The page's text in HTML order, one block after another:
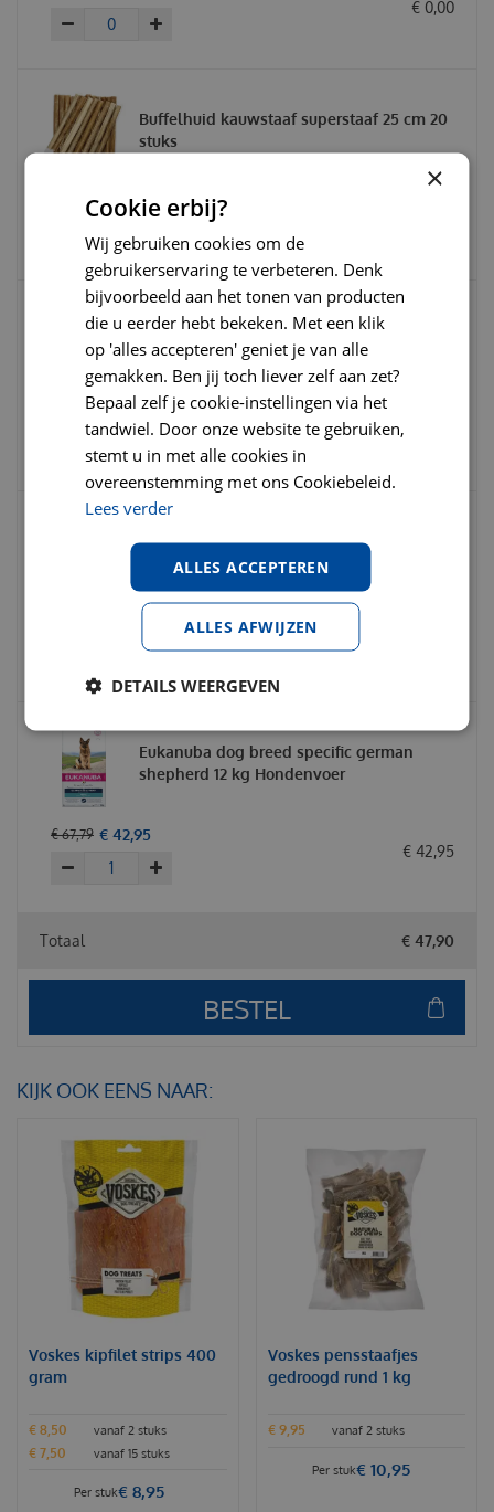
€ 0,00
Buffelhuid kauwstaaf superstaaf 25 cm 20
stuks
95 € 19,95
Pawfect chew himalayan cheese yak
melk extra large bars 180 gram
50 € 8,95
Nylabone big chew beef bone kipsmaak
23+ kg
Eukanuba dog breed specific german
shepherd 12 kg Hondenvoer
€ 67,79 € 42,95
€ 42,95
Totaal € 47,90
KIJK OOK EENS NAAR:
Voskes kipfilet strips 400
gram
vanaf 2 stuks
€ 8,50
vanaf 15 stuks
€ 7 50
€ 8,95
Per stuk
Voskes pensstaafjes
gedroogd rund 1 kg
vanaf 2 stuks
€ 9,95
€ 10,95
Per stuk
×
Cookie erbij?
Wij gebruiken cookies om de
gebruikerservaring te verbeteren. Denk
bijvoorbeeld aan het tonen van producten
die u eerder hebt bekeken. Met een klik
op 'alles accepteren' geniet je van alle
gemakken. Ben jij toch liever zelf aan zet?
Bepaal zelf je cookie-instellingen via het
tandwiel. Door onze website te gebruiken,
stemt u in met alle cookies in
overeenstemming met ons Cookiebeleid.
Lees verder
ALLES ACCEPTEREN
ALLES AFWIJZEN
DETAILS WEERGEVEN